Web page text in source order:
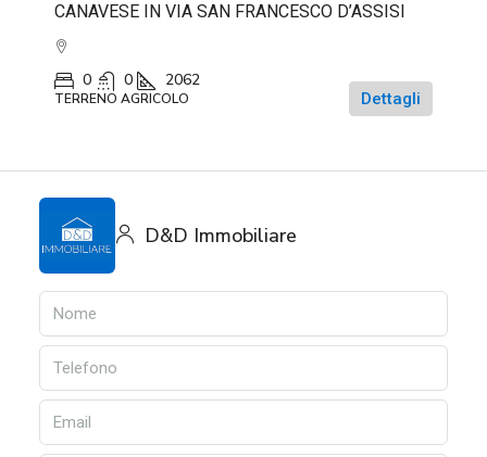
CANAVESE IN VIA SAN FRANCESCO D’ASSISI
0 0 2062
TERRENO AGRICOLO Dettagli
D&D Immobiliare